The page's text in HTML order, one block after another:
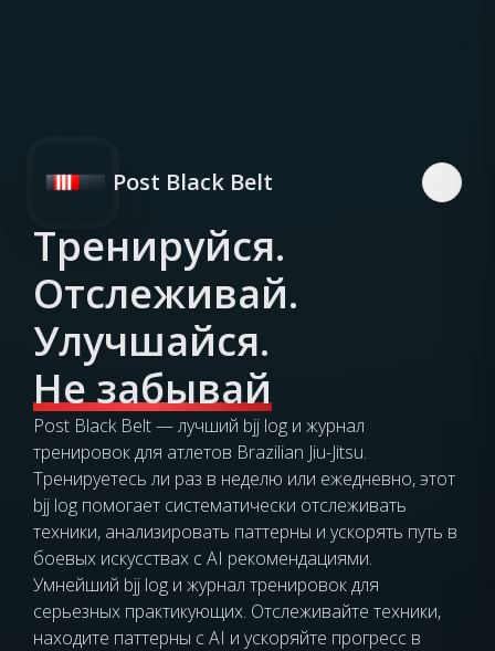
Post Black Belt
Тренируйся.
Отслеживай.
Улучшайся.
Не забывай
Post Black Belt — лучший bjj log и журнал
тренировок для атлетов Brazilian Jiu-Jitsu.
Тренируетесь ли раз в неделю или ежедневно, этот
bjj log помогает систематически отслеживать
техники, анализировать паттерны и ускорять путь в
боевых искусствах с AI рекомендациями.
Умнейший bjj log и журнал тренировок для
серьезных практикующих. Отслеживайте техники,
находите паттерны с AI и ускоряйте прогресс в